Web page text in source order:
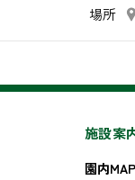
場所
施設案
園内MAP